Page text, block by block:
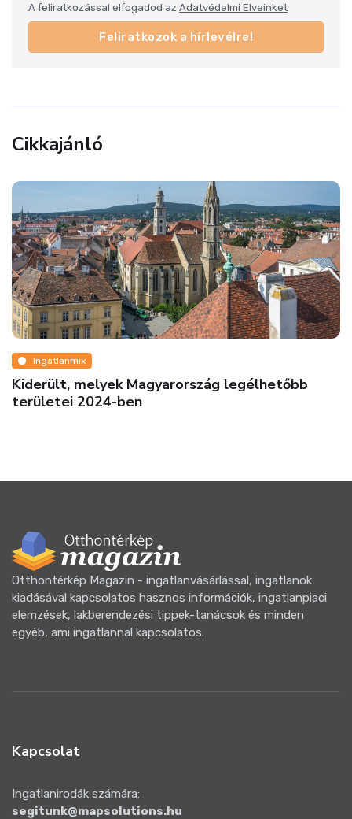
A feliratkozással elfogadod az Adatvédelmi Elveinket
Feliratkozok a hírlevélre!
Cikkajánló
Ingatlanmix
Kiderült, melyek Magyarország legélhetőbb
területei 2024-ben
Otthontérkép Magazin - ingatlanvásárlással, ingatlanok
kiadásával kapcsolatos hasznos információk, ingatlanpiaci
elemzések, lakberendezési tippek-tanácsok és minden
egyéb, ami ingatlannal kapcsolatos.
Kapcsolat
Ingatlanirodák számára:
segitunk@mapsolutions.hu